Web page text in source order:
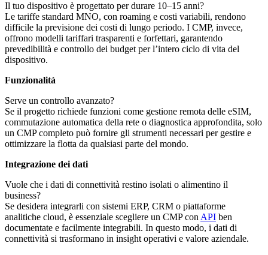
Il tuo dispositivo è progettato per durare 10–15 anni?
Le tariffe standard MNO, con roaming e costi variabili, rendono
difficile la previsione dei costi di lungo periodo. I CMP, invece,
offrono modelli tariffari trasparenti e forfettari, garantendo
prevedibilità e controllo dei budget per l’intero ciclo di vita del
dispositivo.
Funzionalità
Serve un controllo avanzato?
Se il progetto richiede funzioni come gestione remota delle eSIM,
commutazione automatica della rete o diagnostica approfondita, solo
un CMP completo può fornire gli strumenti necessari per gestire e
ottimizzare la flotta da qualsiasi parte del mondo.
Integrazione dei dati
Vuole che i dati di connettività restino isolati o alimentino il
business?
Se desidera integrarli con sistemi ERP, CRM o piattaforme
analitiche cloud, è essenziale scegliere un CMP con API ben
documentate e facilmente integrabili. In questo modo, i dati di
connettività si trasformano in insight operativi e valore aziendale.